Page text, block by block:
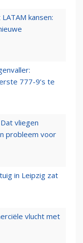
kansen:
777-9’s te
vliegen
probleem voor
in Leipzig zat
vlucht met